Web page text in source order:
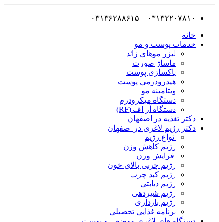
۰۳۱۳۲۲۰۷۸۱۰ – ۰۳۱۳۶۲۸۸۶۱۵
خانه
خدمات پوست و مو
لیزر موهای زائد
ماساژ صورت
پاکسازی پوست
هیدرودرمی پوست
ویتامینه مو
دستگاه میکرودرم
دستگاه آر اف (RF)
دکتر تغذیه در اصفهان
دکتر رژیم لاغری در اصفهان
انواع رژیم
رژیم کاهش وزن
افزایش وزن
رژیم چربی بالای خون
رژیم کبد چرب
رژیم دیابتی
رژیم شیردهی
رژیم بارداری
برنامه غذایی تحصیلی